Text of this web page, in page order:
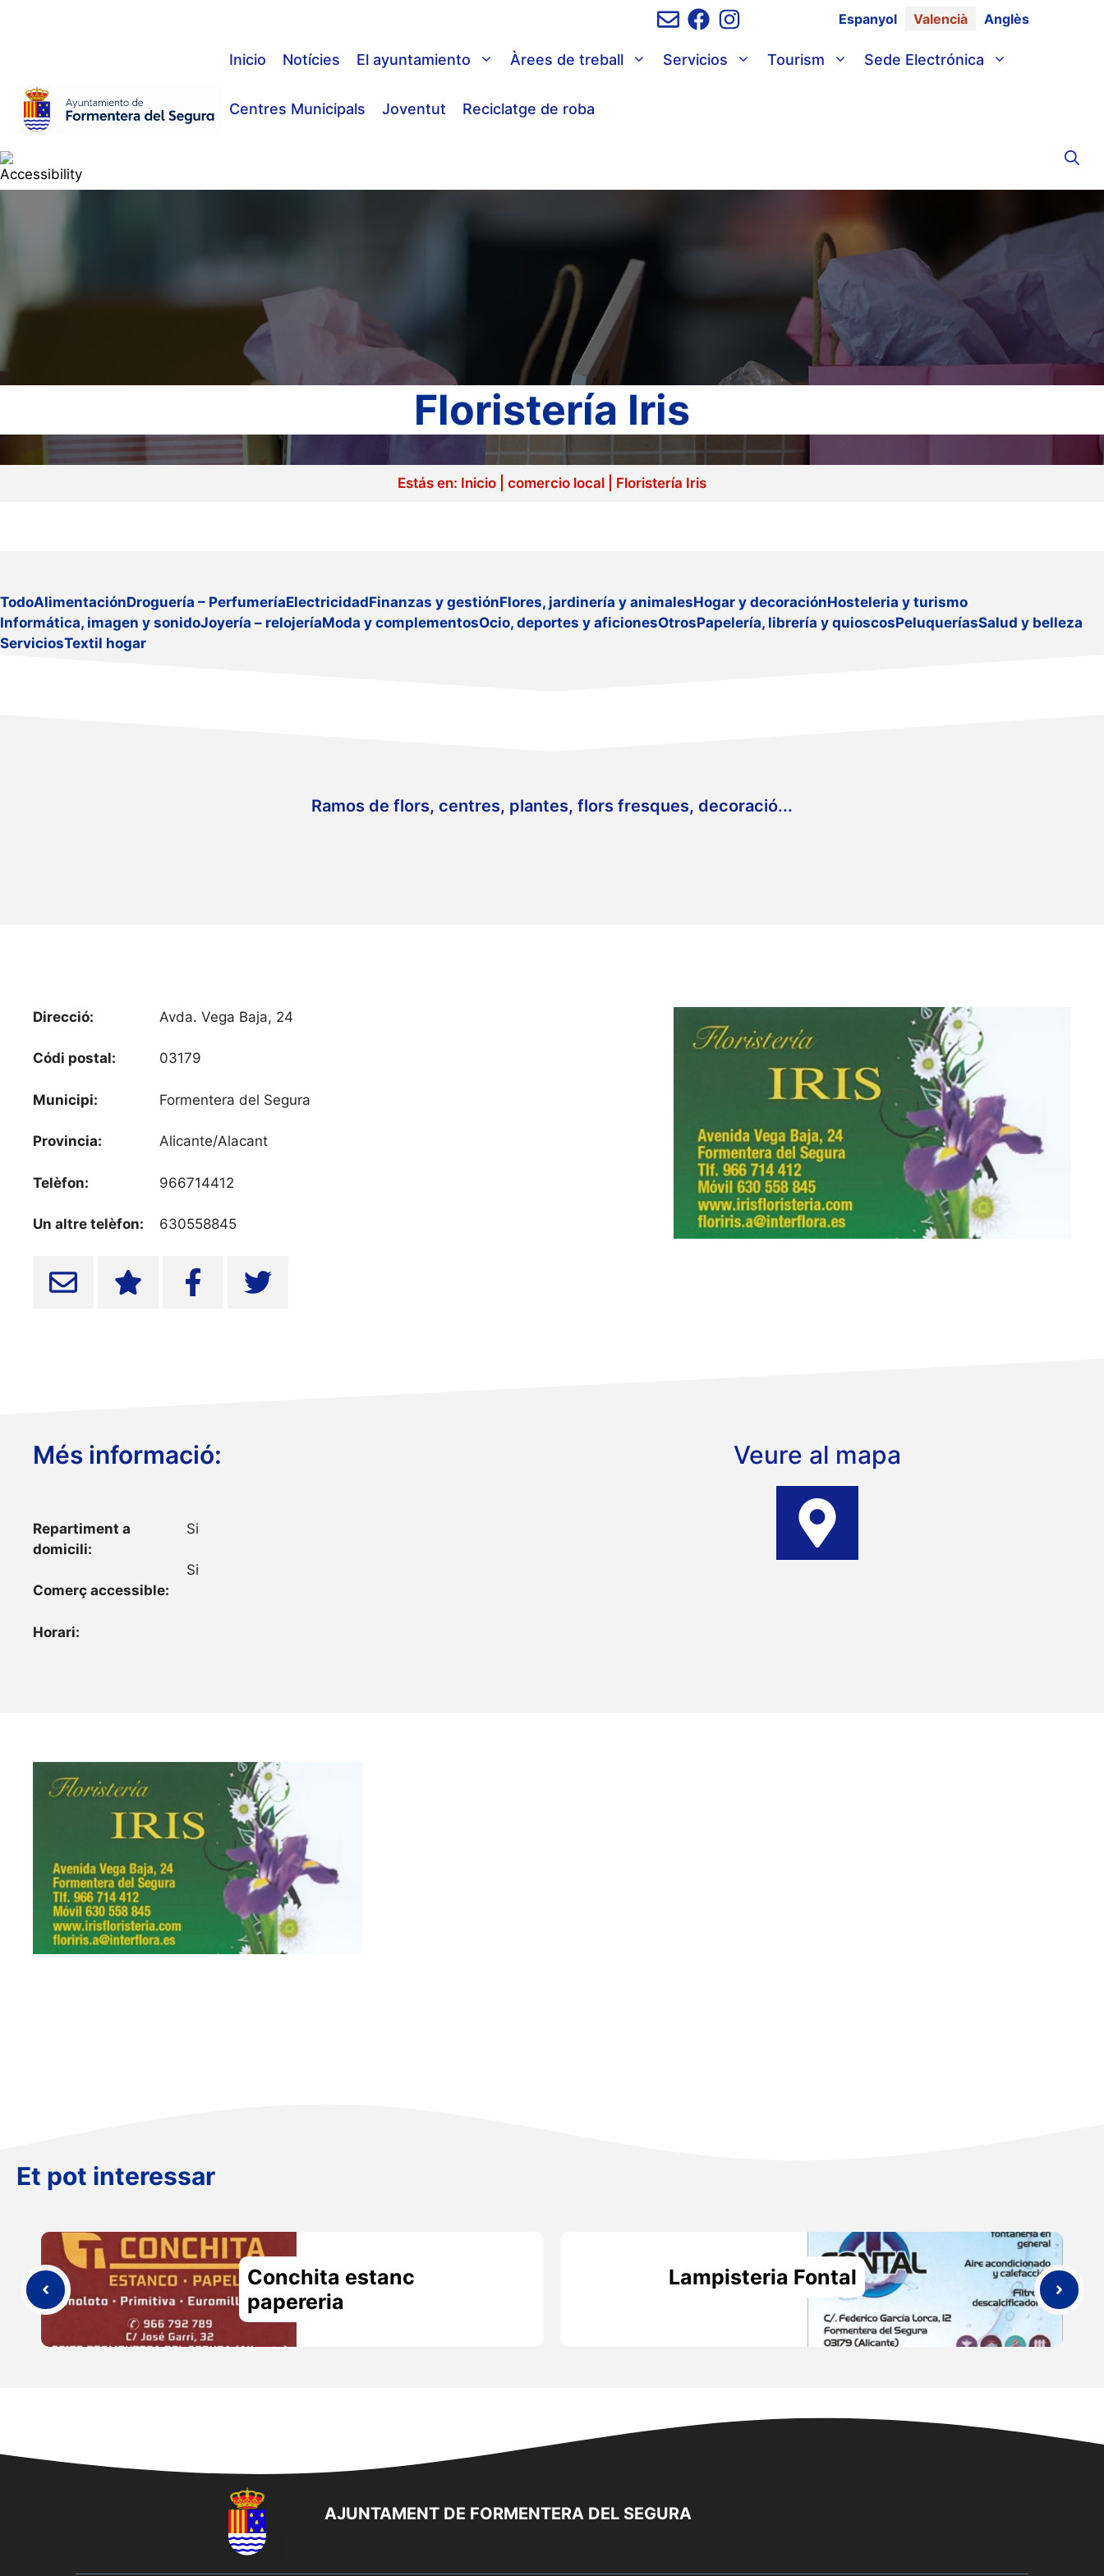
Espanyol Valencià Anglès
Inicio Notícies El ayuntamiento Àrees de treball Servicios Tourism Sede Electrónica
Centres Municipals Joventut Reciclatge de roba
Floristería Iris
Estás en: Inicio comercio local Floristería Iris
TodoAlimentaciónDroguería – PerfumeríaElectricidadFinanzas y gestiónFlores, jardinería y animalesHogar y decoraciónHosteleria y turismo
Informática, imagen y sonidoJoyería – relojeríaModa y complementosOcio, deportes y aficionesOtrosPapelería, librería y quioscosPeluqueríasSalud y belleza
ServiciosTextil hogar
Ramos de flors, centres, plantes, flors fresques, decoració...
Direcció:
Códi postal:
Municipi:
Provincia:
Telèfon:
Un altre telèfon:
Avda. Vega Baja, 24
03179
Formentera del Segura
Alicante/Alacant
966714412
630558845
Més informació:
Repartiment a
domicili:
Comerç accessible:
Horari:
Si
Si
Veure al mapa
Et pot interessar
Conchita estanc
papereria
Lampisteria Fontal
AJUNTAMENT DE FORMENTERA DEL SEGURA